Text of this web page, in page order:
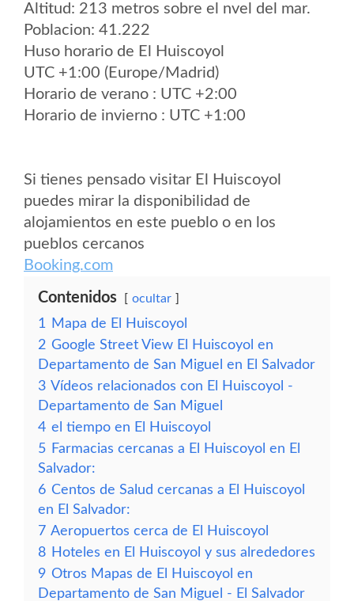
Altitud: 213 metros sobre el nvel del mar.
Poblacion: 41.222
Huso horario de El Huiscoyol
UTC +1:00 (Europe/Madrid)
Horario de verano : UTC +2:00
Horario de invierno : UTC +1:00
Si tienes pensado visitar El Huiscoyol
puedes mirar la disponibilidad de
alojamientos en este pueblo o en los
pueblos cercanos
Booking.com
Contenidos ocultar
1
Mapa de El Huiscoyol
2 Google Street View El Huiscoyol en
Departamento de San Miguel en El Salvador
3 Vídeos relacionados con El Huiscoyol -
Departamento de San Miguel
4 el tiempo en El Huiscoyol
5 Farmacias cercanas a El Huiscoyol en El
Salvador:
6 Centos de Salud cercanas a El Huiscoyol
en El Salvador:
7 Aeropuertos cerca de El Huiscoyol
8 Hoteles en El Huiscoyol y sus alrededores
9 Otros Mapas de El Huiscoyol en
Departamento de San Miguel - El Salvador